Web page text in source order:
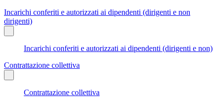
Incarichi conferiti e autorizzati ai dipendenti (dirigenti e non
dirigenti)
Incarichi conferiti e autorizzati ai dipendenti (dirigenti e non)
Contrattazione collettiva
Contrattazione collettiva